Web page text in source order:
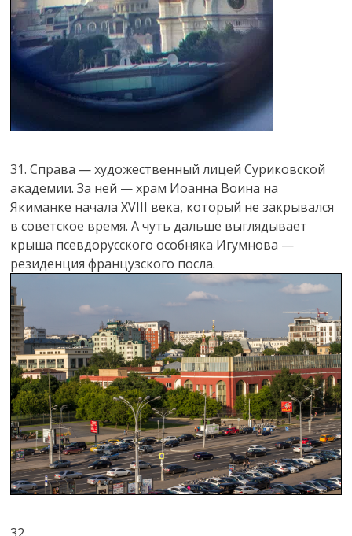
31. Справа — художественный лицей Суриковской
академии. За ней — храм Иоанна Воина на
Якиманке начала XVIII века, который не закрывался
в советское время. А чуть дальше выглядывает
крыша псевдорусского особняка Игумнова —
резиденция французского посла.
32.